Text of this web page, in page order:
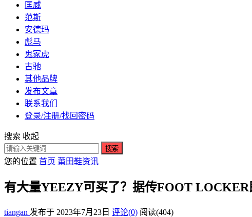
匡威
范斯
安德玛
彪马
鬼冢虎
古驰
其他品牌
发布文章
联系我们
登录/注册/找回密码
搜索 收起
搜索
您的位置 首页 莆田鞋资讯
有大量YEEZY可买了？据传FOOT
tiangan 发布于 2023年7月23日 评论(0) 阅读(404)